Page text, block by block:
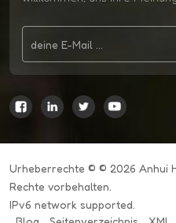
Urheberrechte © © 2026 Anhui
Rechte vorbehalten.
IPv6 network supported.